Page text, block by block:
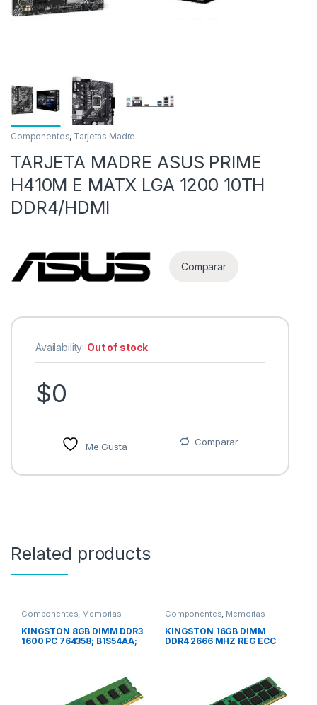
Componentes, Tarjetas Madre
TARJETA MADRE ASUS PRIME
H410M E MATX LGA 1200 10TH
DDR4/HDMI
Comparar
Availability: Out of stock
$0
Me Gusta Comparar
Related products
Componentes Memorias
KINGSTON 8GB DIMM DDR3
1600 PC 764358; B1S54AA;
Componentes Memorias
KINGSTON 16GB DIMM
DDR4 2666 MHZ REG ECC